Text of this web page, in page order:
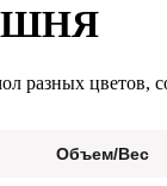
разных
Объем/Вес